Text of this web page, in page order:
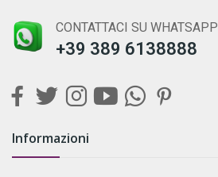
CONTATTACI SU WHATSAPP
+39 389 6138888
Informazioni